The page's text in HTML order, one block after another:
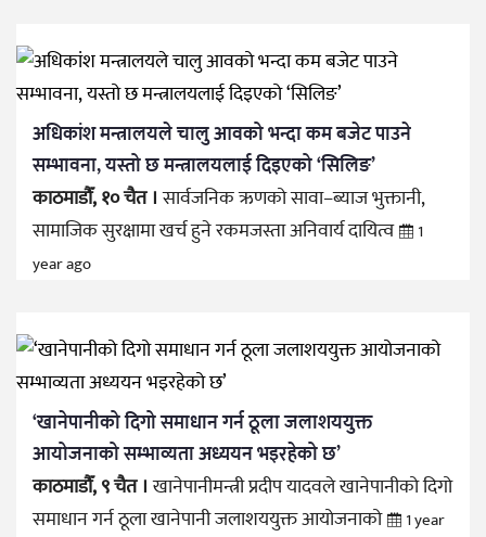
अधिकांश मन्त्रालयले चालु आवको भन्दा कम बजेट पाउने
सम्भावना, यस्तो छ मन्त्रालयलाई दिइएको ‘सिलिङ’
काठमाडौँ, १० चैत ।सार्वजनिक ऋणको सावा–ब्याज भुक्तानी,
सामाजिक सुरक्षामा खर्च हुने रकमजस्ता अनिवार्य दायित्व
1
year ago
‘खानेपानीको दिगो समाधान गर्न ठूला जलाशययुक्त
आयोजनाको सम्भाव्यता अध्ययन भइरहेको छ’
काठमाडौँ, ९ चैत ।खानेपानीमन्त्री प्रदीप यादवले खानेपानीको दिगो
समाधान गर्न ठूला खानेपानी जलाशययुक्त आयोजनाको
1 year